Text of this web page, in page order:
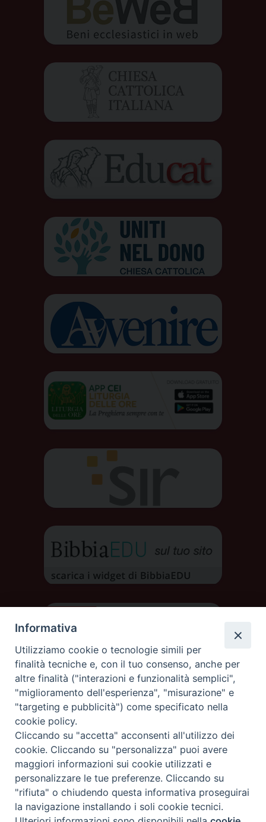
DIOCESI DI AOSTA
DIOCÈSE D'AOSTE
Rue Mgr de Sales 3/A 11100 Aosta
tel. 0165.238515 | fax: 0165.238517
C.F. 91011930079
Informativa
Utilizziamo cookie o tecnologie simili per
finalità tecniche e, con il tuo consenso, anche per
altre finalità ("interazioni e funzionalità semplici",
"miglioramento dell'esperienza", "misurazione" e
"targeting e pubblicità") come specificato nella
cookie policy.
Cliccando su "accetta" acconsenti all'utilizzo dei
cookie. Cliccando su "personalizza" puoi avere
maggiori informazioni sui cookie utilizzati e
personalizzare le tue preferenze. Cliccando su
"rifiuta" o chiudendo questa informativa proseguirai
la navigazione installando i soli cookie tecnici.